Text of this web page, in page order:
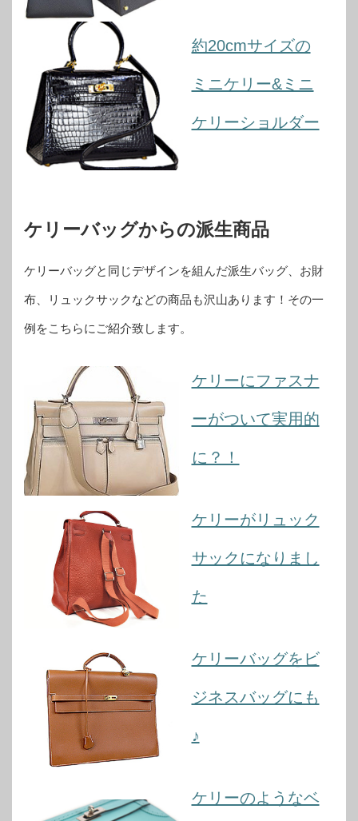
約20cmサイズの
ミニケリー&ミニ
ケリーショルダー
ケリーバッグからの派生商品
ケリーバッグと同じデザインを組んだ派生バッグ、お財
布、リュックサックなどの商品も沢山あります！その一
例をこちらにご紹介致します。
ケリーにファスナ
ーがついて実用的
に？！
ケリーがリュック
サックになりまし
た
ケリーバッグをビ
ジネスバッグにも
♪
ケリーのようなベ